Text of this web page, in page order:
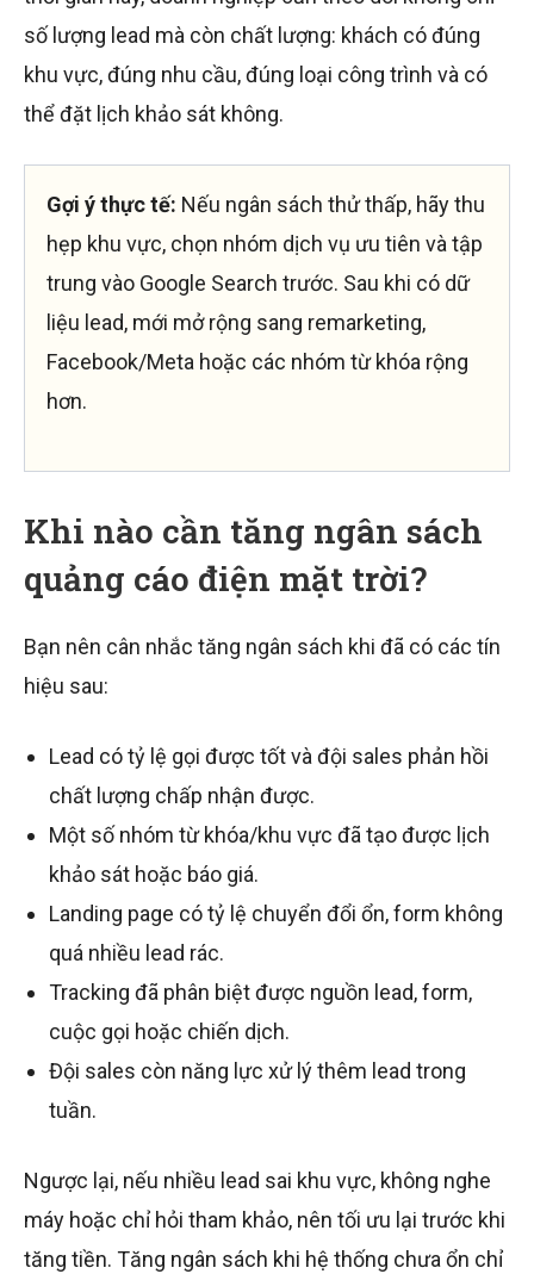
số lượng lead mà còn chất lượng: khách có đúng
khu vực, đúng nhu cầu, đúng loại công trình và có
thể đặt lịch khảo sát không.
Gợi ý thực tế: Nếu ngân sách thử thấp, hãy thu
hẹp khu vực, chọn nhóm dịch vụ ưu tiên và tập
trung vào Google Search trước. Sau khi có dữ
liệu lead, mới mở rộng sang remarketing,
Facebook/Meta hoặc các nhóm từ khóa rộng
hơn.
Khi nào cần tăng ngân sách
quảng cáo điện mặt trời?
Bạn nên cân nhắc tăng ngân sách khi đã có các tín
hiệu sau:
Lead có tỷ lệ gọi được tốt và đội sales phản hồi
chất lượng chấp nhận được.
Một số nhóm từ khóa/khu vực đã tạo được lịch
khảo sát hoặc báo giá.
Landing page có tỷ lệ chuyển đổi ổn, form không
quá nhiều lead rác.
Tracking đã phân biệt được nguồn lead, form,
cuộc gọi hoặc chiến dịch.
Đội sales còn năng lực xử lý thêm lead trong
tuần.
Ngược lại, nếu nhiều lead sai khu vực, không nghe
máy hoặc chỉ hỏi tham khảo, nên tối ưu lại trước khi
tăng tiền. Tăng ngân sách khi hệ thống chưa ổn chỉ